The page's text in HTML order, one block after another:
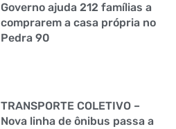
Governo ajuda 212 famílias a
comprarem a casa própria no
Pedra 90
TRANSPORTE COLETIVO –
Nova linha de ônibus passa a